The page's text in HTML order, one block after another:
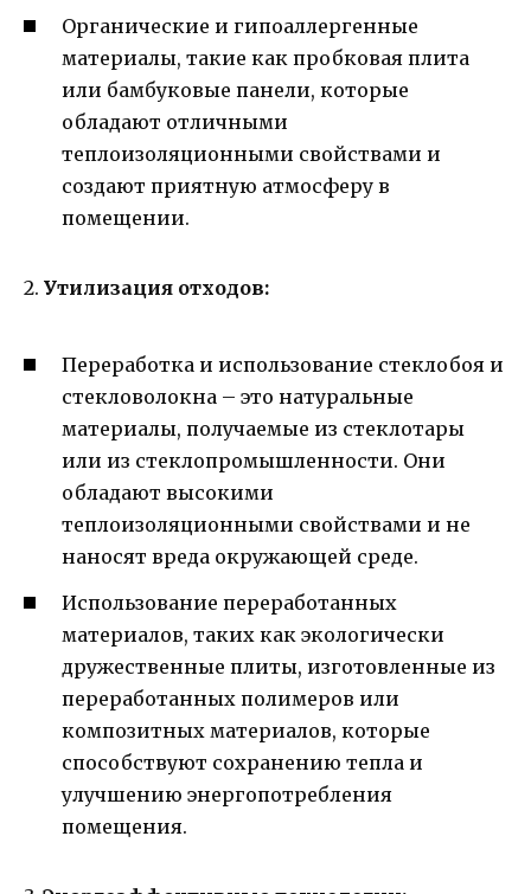
Органические и гипоаллергенные
материалы, такие как пробковая плита
или бамбуковые панели, которые
обладают отличными
теплоизоляционными свойствами и
создают приятную атмосферу в
помещении.
2. Утилизация отходов:
Переработка и использование стеклобоя и
стекловолокна – это натуральные
материалы, получаемые из стеклотары
или из стеклопромышленности. Они
обладают высокими
теплоизоляционными свойствами и не
наносят вреда окружающей среде.
Использование переработанных
материалов, таких как экологически
дружественные плиты, изготовленные из
переработанных полимеров или
композитных материалов, которые
способствуют сохранению тепла и
улучшению энергопотребления
помещения.